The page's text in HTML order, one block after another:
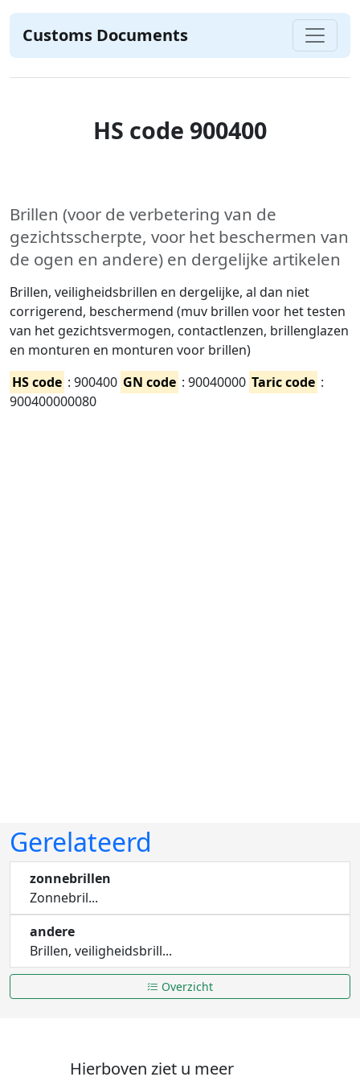
Customs Documents
HS code 900400
Brillen (voor de verbetering van de
gezichtsscherpte, voor het beschermen van
de ogen en andere) en dergelijke artikelen
Brillen, veiligheidsbrillen en dergelijke, al dan niet
corrigerend, beschermend (muv brillen voor het testen
van het gezichtsvermogen, contactlenzen, brillenglazen
en monturen en monturen voor brillen)
HS code : 900400 GN code : 90040000 Taric code :
900400000080
Gerelateerd
zonnebrillen
Zonnebril...
andere
Brillen, veiligheidsbrill...
Overzicht
Hierboven ziet u meer